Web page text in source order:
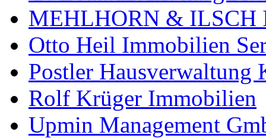
MEHLHORN & ILSCH
Otto Heil Immobilien
Postler Hausverwaltung
Rolf Krüger Immobilien
Upmin Management